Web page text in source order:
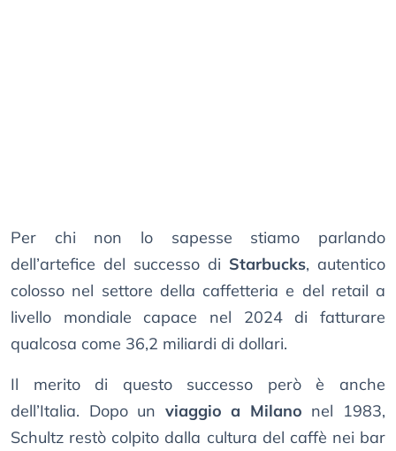
Per chi non lo sapesse stiamo parlando
dell’artefice del successo di Starbucks, autentico
colosso nel settore della caffetteria e del retail a
livello mondiale capace nel 2024 di fatturare
qualcosa come 36,2 miliardi di dollari.
Il merito di questo successo però è anche
dell’Italia. Dopo un viaggio a Milano nel 1983,
Schultz restò colpito dalla cultura del caffè nei bar